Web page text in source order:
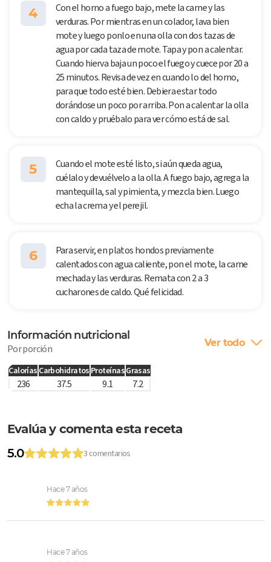
4
Con el horno a fuego bajo, mete la carne y las
verduras. Por mientras en un colador, lava bien
mote y luego ponlo en una olla con dos tazas de
agua por cada taza de mote. Tapa y pon a calentar.
Cuando hierva baja un poco el fuego y cuece por 20 a
25 minutos. Revisa de vez en cuando lo del horno,
para que todo esté bien. Debiera estar todo
dorándose un poco por arriba. Pon a calentar la olla
con caldo y pruébalo para ver cómo está de sal.
5
Cuando el mote esté listo, si aún queda agua,
cuélalo y devuélvelo a la olla. A fuego bajo, agrega la
mantequilla, sal y pimienta, y mezcla bien. Luego
echa la crema y el perejil.
6
Para servir, en platos hondos previamente
calentados con agua caliente, pon el mote, la carne
mechada y las verduras. Remata con 2 a 3
cucharones de caldo. Qué felicidad.
Información nutricional
Por porción Ver todo
Calorías Carbohidratos ProteínasGrasas
236 37.5 9.1 7.2
Evalúa y comenta esta receta
5.0
3 comentarios
Hace 7 años
Hace 7 años